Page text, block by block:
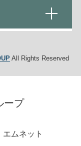
All Rights Reserved
ープ
エムネット